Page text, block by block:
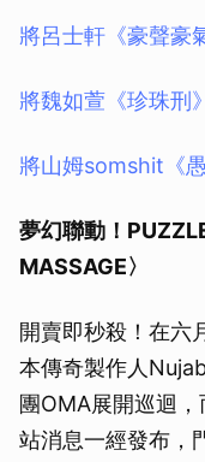
將呂士軒《豪聲豪
將魏如萱《珍珠刑
將山姆somshit《
夢幻聯動！
MASSAGE〉
開賣即秒殺！在六
本傳奇製作人
團OMA展開巡迴
站消息一經發布，